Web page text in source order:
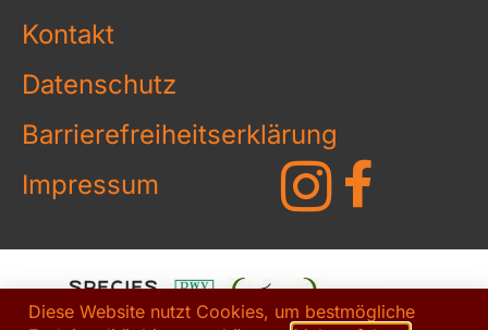
Kontakt
Datenschutz
Barrierefreiheitserklärung
Impressum
Diese Website nutzt Cookies, um bestmögliche